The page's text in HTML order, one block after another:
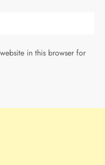
in this browser for